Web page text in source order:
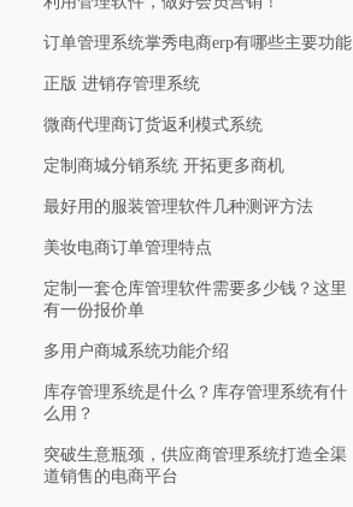
订单管理系统掌秀电商erp有哪些主要功能
正版 进销存管理系统
微商代理商订货返利模式系统
定制商城分销系统 开拓更多商机
最好用的服装管理软件几种测评方法
美妆电商订单管理特点
定制一套仓库管理软件需要多少钱？这里
有一份报价单
多用户商城系统功能介绍
库存管理系统是什么？库存管理系统有什
么用？
突破生意瓶颈，供应商管理系统打造全渠
道销售的电商平台